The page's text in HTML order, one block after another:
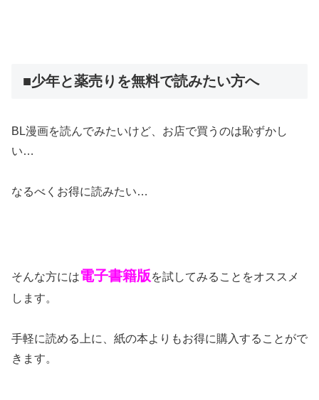
■少年と薬売りを無料で読みたい方へ
BL漫画を読んでみたいけど、お店で買うのは恥ずかし
い…
なるべくお得に読みたい…
そんな方には電子書籍版を試してみることをオススメ
します。
手軽に読める上に、紙の本よりもお得に購入することがで
きます。